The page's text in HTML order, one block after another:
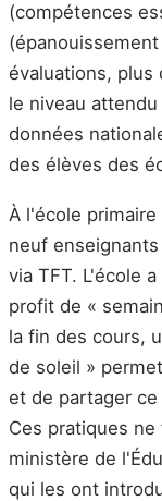
(compétences
évaluations, plus
le niveau
données
des élèves des
À l'école
neuf
via TFT. L'école
profit de «
la fin des cours,
de soleil »
et de partager
Ces pratiques
ministère de
qui les ont